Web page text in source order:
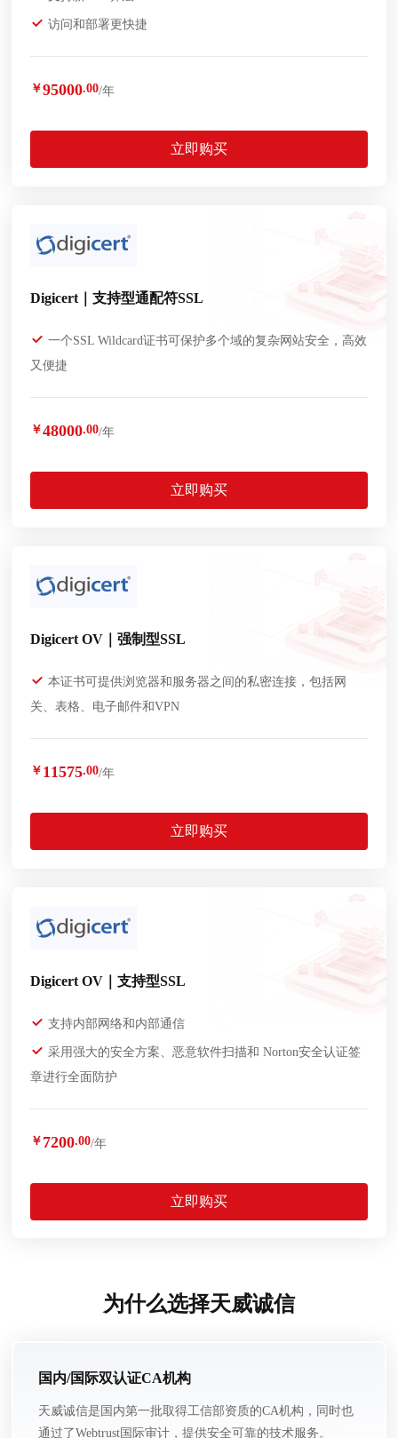
访问和部署更快捷
￥95000.00/年
立即购买
Digicert｜支持型通配符SSL
一个SSL Wildcard证书可保护多个域的复杂网站安全，高效
又便捷
￥48000.00/年
立即购买
Digicert OV｜强制型SSL
本证书可提供浏览器和服务器之间的私密连接，包括网
关、表格、电子邮件和VPN
￥ 11575.00/年
立即购买
Digicert OV｜支持型SSL
支持内部网络和内部通信
采用强大的安全方案、恶意软件扫描和 Norton安全认证签
章进行全面防护
￥ 7200.00/年
立即购买
为什么选择天威诚信
国内/国际双认证CA机构
天威诚信是国内第一批取得工信部资质的CA机构，同时也
通过了Webtrust国际审计，提供安全可靠的技术服务。